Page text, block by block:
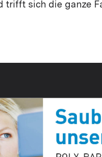
trifft sich die ganze